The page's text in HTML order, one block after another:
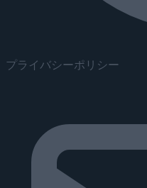
プライバシーポリシー